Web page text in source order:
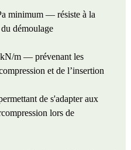
minimum — résiste à la
démoulage
kN/m — prévenant les
et de l’insertion
de s'adapter aux
lors de